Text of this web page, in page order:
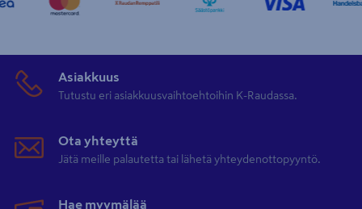
Asiakkuus
Tutustu eri asiakkuusvaihtoehtoihin K-Raudassa.
Ota yhteyttä
Jätä meille palautetta tai lähetä yhteydenottopyyntö.
Hae myymälää